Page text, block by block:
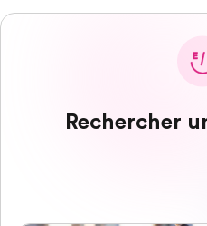
Rechercher